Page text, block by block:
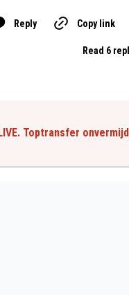
Reply Copy link
Read 6
Toptransfer